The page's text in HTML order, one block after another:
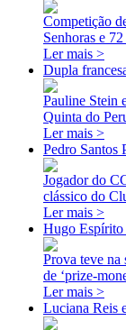
Competição
Senhoras e
Ler mais >
Dupla
Pauline Stein
Quinta do
Ler mais >
Pedro Santos
Jogador do
clássico do
Ler mais >
Hugo Espírito
Prova teve na
de ‘prize-
Ler mais >
Luciana Reis